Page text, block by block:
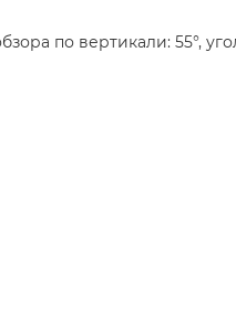
по вертикали: 55°,